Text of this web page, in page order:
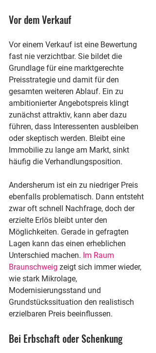
Vor dem Verkauf
Vor einem Verkauf ist eine Bewertung
fast nie verzichtbar. Sie bildet die
Grundlage für eine marktgerechte
Preisstrategie und damit für den
gesamten weiteren Ablauf. Ein zu
ambitionierter Angebotspreis klingt
zunächst attraktiv, kann aber dazu
führen, dass Interessenten ausbleiben
oder skeptisch werden. Bleibt eine
Immobilie zu lange am Markt, sinkt
häufig die Verhandlungsposition.
Andersherum ist ein zu niedriger Preis
ebenfalls problematisch. Dann entsteht
zwar oft schnell Nachfrage, doch der
erzielte Erlös bleibt unter den
Möglichkeiten. Gerade in gefragten
Lagen kann das einen erheblichen
Unterschied machen. Im Raum
Braunschweig zeigt sich immer wieder,
wie stark Mikrolage,
Modernisierungsstand und
Grundstückssituation den realistisch
erzielbaren Preis beeinflussen.
Bei Erbschaft oder Schenkung